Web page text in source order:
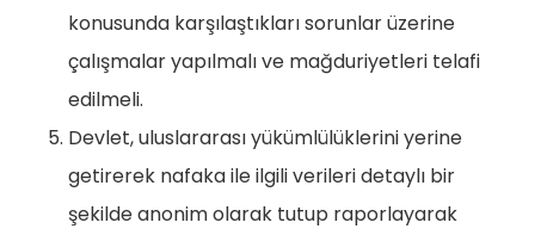
konusunda karşılaştıkları sorunlar üzerine
çalışmalar yapılmalı ve mağduriyetleri telafi
edilmeli.
Devlet, uluslararası yükümlülüklerini yerine
getirerek nafaka ile ilgili verileri detaylı bir
şekilde anonim olarak tutup raporlayarak